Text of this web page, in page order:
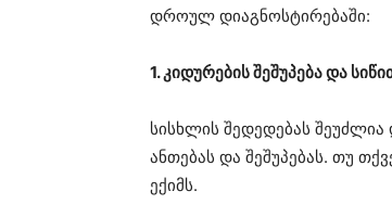
დროულ დიაგნოსტირებაში:
1. კიდურების შეშუპება და
სისხლის შედედებას
ანთებას და შეშუპებას. თუ
ექიმს.